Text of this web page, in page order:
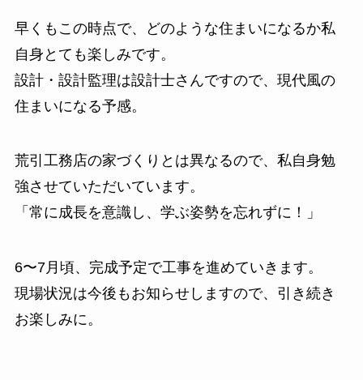
早くもこの時点で、どのような住まいになるか私
自身とても楽しみです。
設計・設計監理は設計士さんですので、現代風の
住まいになる予感。
荒引工務店の家づくりとは異なるので、私自身勉
強させていただいています。
「常に成長を意識し、学ぶ姿勢を忘れずに！」
6〜7月頃、完成予定で工事を進めていきます。
現場状況は今後もお知らせしますので、引き続き
お楽しみに。